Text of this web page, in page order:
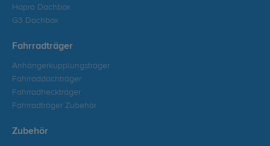
Hapro Dachbox
G3 Dachbox
Fahrradträger
Anhängerkupplungsträger
Fahrraddachträger
Fahrradheckträger
Fahrradträger Zubehör
Zubehör